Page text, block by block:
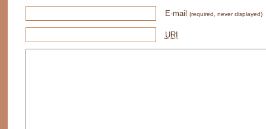
E-mail (required, never displayed)
URI